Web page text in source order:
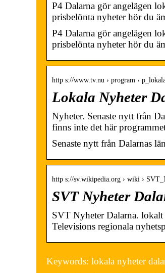
P4 Dalarna gör angelägen
prisbelönta nyheter hör du
P4 Dalarna gör angelägen
prisbelönta nyheter hör du
http s://www.tv.nu › program ›
Lokala Nyheter
Nyheter. Senaste nytt från
finns inte det här
Senaste nytt från Dalarnas
http s://sv.wikipedia.org › wiki ›
SVT Nyheter
SVT Nyheter Dalarna.
Televisions regionala
Keywords: lokala nyheter